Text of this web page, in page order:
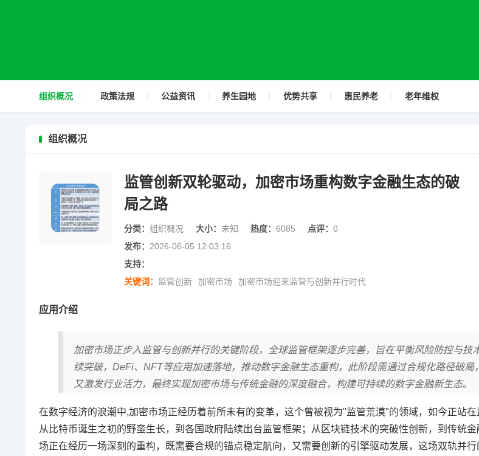
组织概况 政策法规 公益资讯 养生园地 优势共享 惠民养老 老年维权
组织概况
监管创新双轮驱动，加密市场重构数字金融生态的破
局之路
分类： 组织概况 大小： 未知 热度： 6085 点评： 0
发布： 2026-06-05 12:03:16
支持：
关键词： 监管创新 加密市场 加密市场迎来监管与创新并行时代
应用介绍
加密市场正步入监管与创新并行的关键阶段，全球监管框架逐步完善，旨在平衡风险防控与技
续突破，DeFi、NFT等应用加速落地，推动数字金融生态重构，此阶段需通过合规化路径破局
又激发行业活力，最终实现加密市场与传统金融的深度融合，构建可持续的数字金融新生态。
在数字经济的浪潮中,加密市场正经历着前所未有的变革，这个曾被视为"监管荒漠"的领域，如今正站在
从比特币诞生之初的野蛮生长，到各国政府陆续出台监管框架；从区块链技术的突破性创新，到传统
场正在经历一场深刻的重构，既需要合规的锚点稳定航向，又需要创新的引擎驱动发展，这场双轨并